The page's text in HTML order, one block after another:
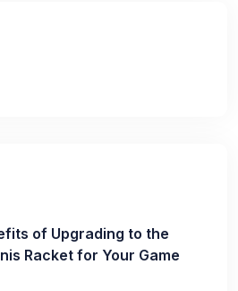
of Upgrading to the
Racket for Your Game